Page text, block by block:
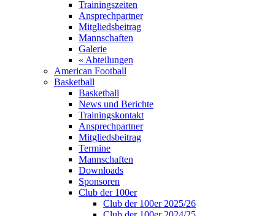
Trainingszeiten
Ansprechpartner
Mitgliedsbeitrag
Mannschaften
Galerie
« Abteilungen
American Football
Basketball
Basketball
News und Berichte
Trainingskontakt
Ansprechpartner
Mitgliedsbeitrag
Termine
Mannschaften
Downloads
Sponsoren
Club der 100er
Club der 100er 2025/26